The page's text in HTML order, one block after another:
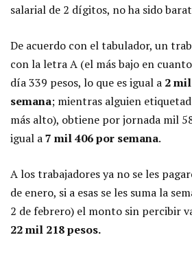
salarial de 2 dígitos, no ha sido
De acuerdo con el tabulador, un
con la letra A (el más bajo en
día 339 pesos, lo que es igual a 2
semana; mientras alguien
más alto), obtiene por jornada mil
igual a7 mil 406 por semana.
A los trabajadores ya no se les
de enero, si a esas se les suma la
2 de febrero) el monto sin percibir
22 mil 218 pesos.